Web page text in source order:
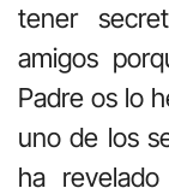
tener
amigos
Padre os lo
uno de los
ha